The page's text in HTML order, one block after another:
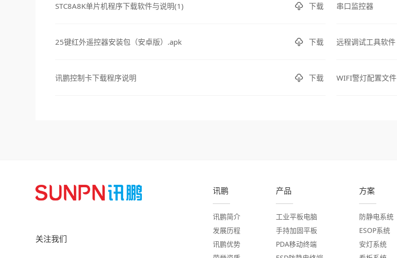
STC8A8K单片机程序下载软件与说明(1) 下载 串口监控器
25键红外遥控器安装包（安卓版）.apk 下载 远程调试工具软件
讯鹏控制卡下载程序说明 下载 WIFI警灯配置文件
关注我们
讯鹏
讯鹏简介
发展历程
讯鹏优势
产品
工业平板电脑
手持加固平板
PDA移动终端
方案
防静电系统
ESOP系统
安灯系统